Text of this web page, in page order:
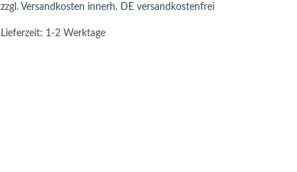
zzgl. Versandkosten innerh. DE versandkostenfrei
Lieferzeit: 1-2 Werktage